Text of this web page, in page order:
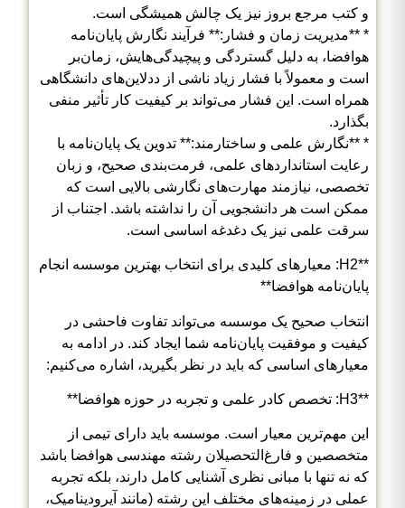
و کتب مرجع بروز نیز یک چالش همیشگی است.
* **مدیریت زمان و فشار:** فرآیند نگارش پایان‌نامه
هوافضا، به دلیل گستردگی و پیچیدگی‌هایش، زمان‌بر
است و معمولاً با فشار زیاد ناشی از ددلاین‌های دانشگاهی
همراه است. این فشار می‌تواند بر کیفیت کار تأثیر منفی
بگذارد.
* **نگارش علمی و ساختارمند:** تدوین یک پایان‌نامه با
رعایت استانداردهای علمی، فرمت‌بندی صحیح، و زبان
تخصصی، نیازمند مهارت‌های نگارشی بالایی است که
ممکن است هر دانشجویی آن را نداشته باشد. اجتناب از
سرقت علمی نیز یک دغدغه اساسی است.
**H2: معیارهای کلیدی برای انتخاب بهترین موسسه انجام
پایان‌نامه هوافضا**
انتخاب صحیح یک موسسه می‌تواند تفاوت فاحشی در
کیفیت و موفقیت پایان‌نامه شما ایجاد کند. در ادامه به
معیارهای اساسی که باید در نظر بگیرید، اشاره می‌کنیم:
**H3: تخصص کادر علمی و تجربه در حوزه هوافضا**
این مهم‌ترین معیار است. موسسه باید دارای تیمی از
متخصصین و فارغ‌التحصیلان رشته مهندسی هوافضا باشد
که نه تنها با مبانی نظری آشنایی کامل دارند، بلکه تجربه
عملی در زمینه‌های مختلف این رشته (مانند آیرودینامیک،